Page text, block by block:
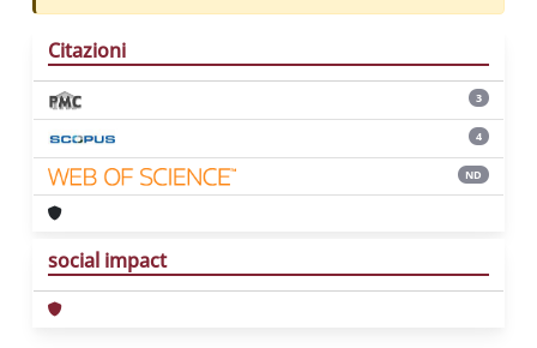
Citazioni
3
4
ND
social impact